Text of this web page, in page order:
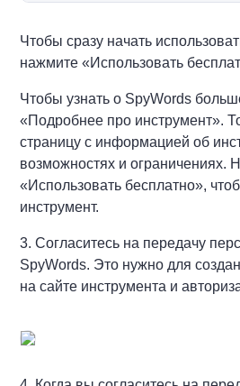
Чтобы сразу начать
нажмите «Использовать
Чтобы узнать о SpyWords
«Подробнее про инструмент».
страницу с информацией об
возможностях и ограничениях.
«Использовать бесплатно»,
инструмент.
3. Согласитесь на передачу
SpyWords. Это нужно для
на сайте инструмента и